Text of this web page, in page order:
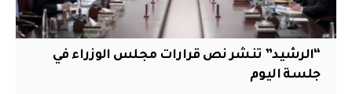
“الرشيد” تنشر نص قرارات مجلس الوزراء في
جلسة اليوم